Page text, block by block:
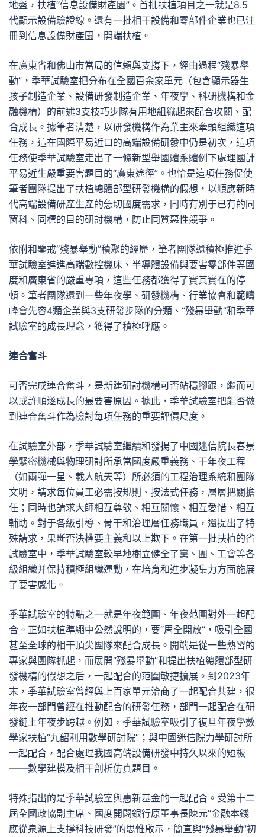
地盤，扶植“信息設備財產園”。首批扶植項目之一就是8.5
代顯示設備驗證線。還有一批相干設備和零部件企業也已注
冊到信息設備財產園，開端扶植。
在廣東省和佛山市當局的信賴與支撐下，經由過程“殘暴舉
動”，季華試驗室把分布在全國百余家單元（包含顯示器生
孩子制造企業、設備研發制造企業、年夜學、科研機構和金
融機構）的前述3支技巧步隊有用地組織起來配合攻關、配
合成長。據筆者清楚，以研發機構作為業主來牽頭組織這項
任務，這在國際平易近口的高端設備研發中仍是初次，這項
任務使季華試驗室走出了一條新型舉國體系體例下處理國計
平易近生嚴重要害題目的“廣東途徑”。也恰是這項任務促使
筆者團隊提出了扶植總體部型研發機構的假想，以順應新時
代高端設備研產生產的急切國度需求，同時有別于已有的同
窗科、同標的目的研討機構，防止同質惡性競爭。
依附和鑒戒“殘暴舉動”積聚的經歷，筆者團隊還積極推進季
華試驗室進進高端數控機床、半導體設備與要害零部件等國
度和廣東省的嚴重專項，這些任務都獲得了實其實在的停
頓。筆者團隊還到一些年夜學、研發機構、行業協會和範疇
峰會先容4類企業與3支研發步隊的分類、“殘暴舉動”和季華
試驗室的成長理念，獲得了積極呼應。
連合奮斗
可否完成連合奮斗，是新建研討機構可否站穩腳跟，繼而可
以或許順遂成長的最要害原因。據此，季華試驗室把能否做
到連合奮斗作為檢討每項任務的重要評價尺度。
在試驗室外部，季華試驗室繼續和發揚了中國迷信院長春景
學緊密機械與物理研討所承當國度嚴重義務、干年夜工程
（如兩彈一星、載人航天等）所必須的工程治理系統和團隊
文明，請求每位員工必需按規則、按法式任務，層層把關擔
任；同時也請求大師相互尊敬、相互關懷、相互愛惜、相互
輔助。對于各級引導、骨干和治理層任務職員，還提出了特
殊請求，果斷否決權要主義和以上欺下。在第一批扶植的省
試驗室中，季華試驗室較早地樹立健全了黨、團、工會等各
級組織并保持積極組織運動，在培育和進步凝集力方面施展
了要害感化。
季華試驗室的特點之一就是年夜範圍、年夜范圍對外一起配
合。正如扶植準繩中公然說明的，要“周全開放”，吸引全國
甚至全球的相干頂尖團隊來配合成長。開端是從一些熟習的
專家與團隊抓起，而展開“殘暴舉動”和提出扶植總體部型研
發機構的假想之后，一起配合的范圍敏捷擴展。到2023年
末，季華試驗室曾經與上百家單元洽商了一起配合共建，很
年夜一部門曾經在推動配合的研發任務，部門一起配合在研
發鏈上年夜步跨越。例如，季華試驗室吸引了復旦年夜學數
學家扶植“九韶利用數學研討院”；與中國迷信院力學研討所
一起配合，配合處理我國高端設備研發中持久以來的短板
——數學建模及相干剖析仿真題目。
特殊指出的是季華試驗室與惠新基金的一起配合。受第十二
屆全國政協副主席、國度開闢銀行原董事長陳元“金融本錢
應從泉源上支撐科技研發”的思惟啟示，簡直與“殘暴舉動”初